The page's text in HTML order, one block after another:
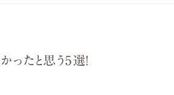
たと思う5選！